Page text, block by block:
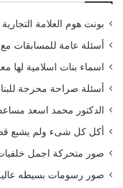
بونت هوم العلامة
أسئلة عامة للمسابقات مع
اسماء بنات اسلامية لها
أسئلة صراحة محرجة للبنات
الدكتور محمد اسعد
أكل كل شىء ولم يشبع
صور متحركة اجمل
صور رسومات بسيطه